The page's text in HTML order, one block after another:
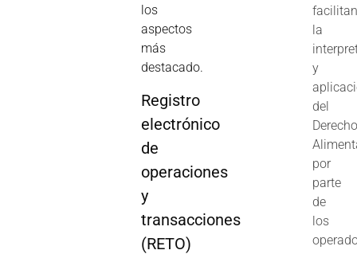
los
aspectos
más
destacado.
Registro
electrónico
de
operaciones
y
transacciones
(RETO)
la
y
del
por
parte
de
los